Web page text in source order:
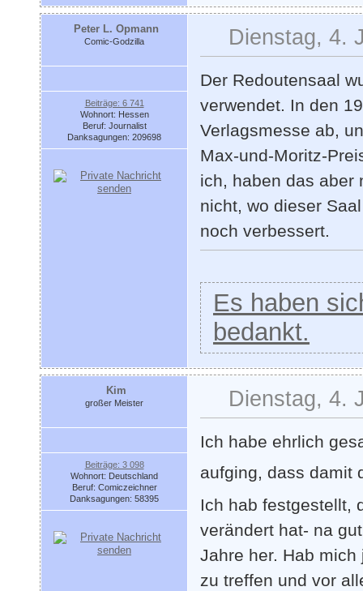
Peter L. Opmann
Comic-Godzilla
Beiträge: 6 741
Wohnort: Hessen
Beruf: Journalist
Danksagungen: 209698
Dienstag, 4.
Der Redoutensaal
verwendet. In den
Verlagsmesse ab,
Max-und-Moritz-
ich, haben das aber
nicht, wo dieser
noch verbessert.
Es haben
bedankt.
Kim
großer Meister
Beiträge: 3 098
Wohnort: Deutschland
Beruf: Comiczeichner
Danksagungen: 58395
Dienstag, 4.
Ich habe ehrlich
aufging, dass damit
Ich hab festgestellt,
verändert hat- na
Jahre her. Hab
zu treffen und vor